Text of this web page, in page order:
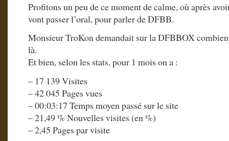
Profitons un peu de ce moment de calme, où après
vont passer l’oral, pour parler de DFBB.
Monsieur TroKon demandait sur la DFBBOX
là.
Et bien, selon les stats, pour 1 mois on a :
– 17 139 Visites
– 42 045 Pages vues
– 00:03:17 Temps moyen passé sur le site
– 21,49 % Nouvelles visites (en %)
– 2,45 Pages par visite